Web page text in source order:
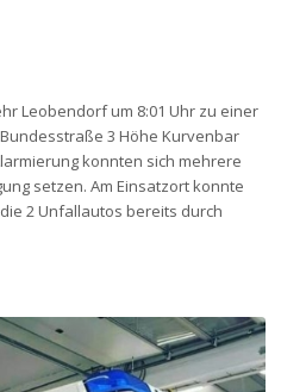
Leobendorf um 8:01 Uhr zu einer
3 Höhe Kurvenbar
konnten sich mehrere
setzen. Am Einsatzort konnte
2 Unfallautos bereits durch